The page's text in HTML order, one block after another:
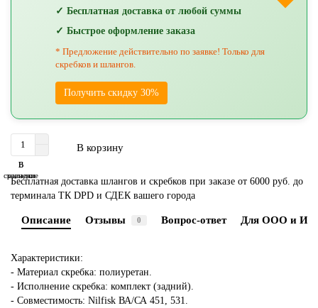
✓ Бесплатная доставка от любой суммы
✓ Быстрое оформление заказа
* Предложение действительно по заявке! Только для
скребков и шлангов.
Получить скидку 30%
В корзину
В
закладки
В
сравнение
Бесплатная доставка шлангов и скребков при заказе от 6000 руб. до
терминала ТК DPD и СДЕК вашего города
Описание Отзывы 0 Вопрос-ответ Для ООО и ИП
Характеристики:
- Материал скребка: полиуретан.
- Исполнение скребка: комплект (задний).
- Совместимость: Nilfisk ВА/СА 451, 531.